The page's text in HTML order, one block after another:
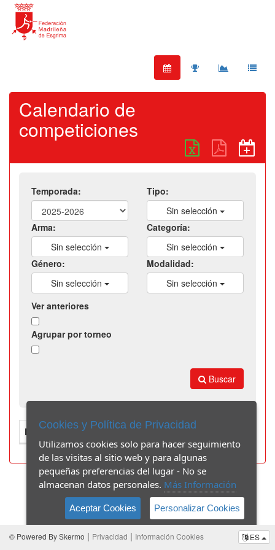
Calendario de
competiciones
Temporada:
Tipo:
Sin selección
Arma:
Sin selección
Categoría:
Sin selección
Género:
Sin selección
Modalidad:
Sin selección
Ver anteriores
Agrupar por torneo
Buscar
Fecha Nombre Categoría Modalidad
© Powered By Skermo | Privacidad | Información Cookies ES
Cookies y Política de Privacidad
Utilizamos cookies solo para hacer seguimiento
de las visitas al sitio web y para algunas
pequeñas preferencias del lugar - No se
almacenan datos personales. Más Información
Aceptar Cookies Personalizar Cookies